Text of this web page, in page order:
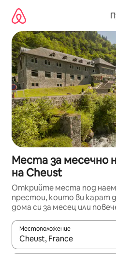
съдържанието
Места за месечно
на Cheust
Открийте места под наем
престои, които ви карат
дома си за месец или
Местоположение
Когато резултатите се